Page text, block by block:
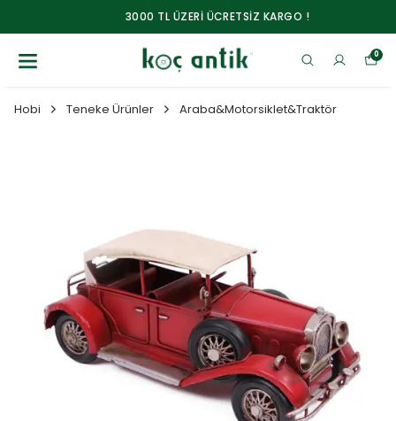
3000 TL ÜZERİ ÜCRETSİZ KARGO !
0
Hobi Teneke Ürünler Araba&Motorsiklet&Traktör